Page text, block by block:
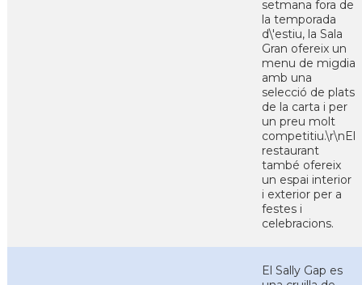
setmana fora de
la temporada
d\'estiu, la Sala
Gran ofereix un
menu de migdia
amb una
selecció de plats
de la carta i per
un preu molt
competitiu.\r\nEl
restaurant
també ofereix
un espai interior
i exterior per a
festes i
celebracions.
El Sally Gap es